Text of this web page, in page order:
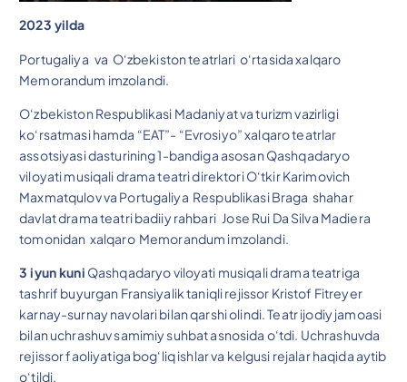
2023 yilda
Portugaliya va O‘zbekiston teatrlari o‘rtasida xalqaro
Memorandum imzolandi.
O‘zbekiston Respublikasi Madaniyat va turizm vazirligi
ko‘rsatmasi hamda “EAT”- “Evrosiyo” xalqaro teatrlar
assotsiyasi dasturining 1-bandiga asosan Qashqadaryo
viloyati musiqali drama teatri direktori O‘tkir Karimovich
Maxmatqulov va Portugaliya Respublikasi Braga shahar
davlat drama teatri badiiy rahbari Jose Rui Da Silva Madiera
tomonidan xalqaro Memorandum imzolandi.
3 iyun kuni Qashqadaryo viloyati musiqali drama teatriga
tashrif buyurgan Fransiyalik taniqli rejissor Kristof Fitreyer
karnay-surnay navolari bilan qarshi olindi. Teatr ijodiy jamoasi
bilan uchrashuv samimiy suhbat asnosida o‘tdi. Uchrashuvda
rejissor faoliyatiga bog‘liq ishlar va kelgusi rejalar haqida aytib
o‘tildi.